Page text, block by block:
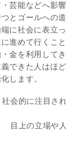
芸能などへ影
とゴールへの
に社会に表立
進めて行くこ
金を利用して
できた人はほ
します。
会的に注目さ
上の立場や人